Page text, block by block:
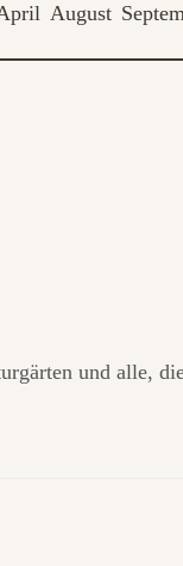
August
und alle,